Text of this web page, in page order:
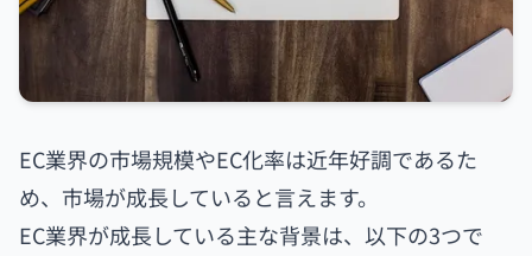
EC業界の市場規模やEC化率は近年好調であるた
め、市場が成長していると言えます。
EC業界が成長している主な背景は、以下の3つで